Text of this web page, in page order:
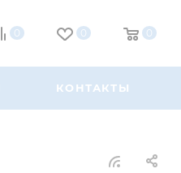
0 0 0
КОНТАКТЫ